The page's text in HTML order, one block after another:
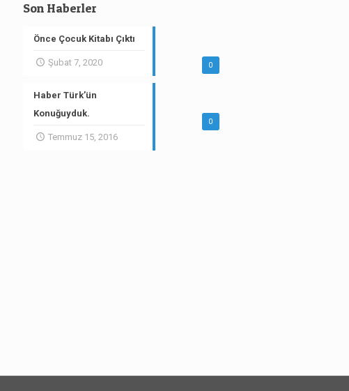
Son Haberler
0
Önce Çocuk Kitabı Çıktı
Şubat 7, 2020
0
Haber Türk’ün
Konuğuyduk.
Temmuz 15, 2016